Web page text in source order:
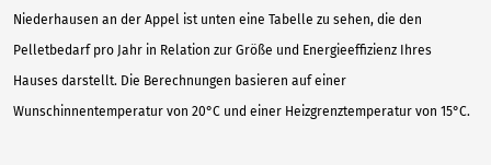
Niederhausen an der Appel ist unten eine Tabelle zu sehen, die den
Pelletbedarf pro Jahr in Relation zur Größe und Energieeffizienz Ihres
Hauses darstellt. Die Berechnungen basieren auf einer
Wunschinnentemperatur von 20°C und einer Heizgrenztemperatur von 15°C.